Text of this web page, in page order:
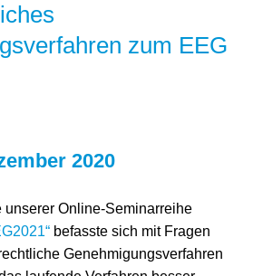
zum EEG
2020
unserer Online-Seminarreihe
befasste sich mit Fragen
Genehmigungsverfahren